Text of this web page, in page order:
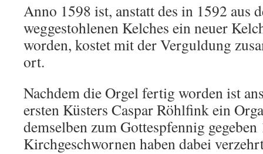
Anno 1598 ist, anstatt des in 1592 aus
weggestohlenen Kelches ein neuer
worden, kostet mit der Verguldung
ort.
Nachdem die Orgel fertig worden ist
ersten Küsters Caspar Röhlfink ein
demselben zum Gottespfennig
Kirchgeschwornen haben dabei